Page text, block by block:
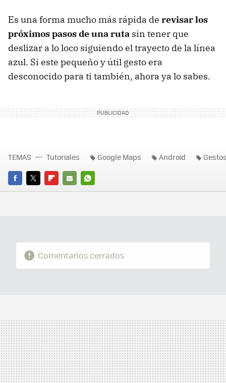
Es una forma mucho más rápida de revisar los
próximos pasos de una ruta sin tener que
deslizar a lo loco siguiendo el trayecto de la línea
azul. Si este pequeño y útil gesto era
desconocido para ti también, ahora ya lo sabes.
FACEBOOK
TWITTERFLIPBOARD
E-
WHATSAPP
TEMAS Tutoriales Google Maps Android
Comentarios cerrados